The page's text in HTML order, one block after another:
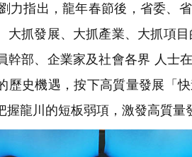
指出，龍年春節後，省委、
大抓發展、大抓產業、大抓項
幹部、企業家及社會各界 人士
歷史機遇，按下高質量發展「
握龍川的短板弱項，激發高質量